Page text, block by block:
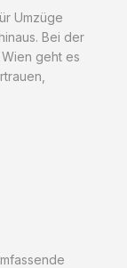
Umzüge
Bei der
geht es